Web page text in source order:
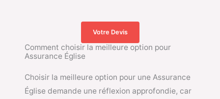
Votre Devis
Comment choisir la meilleure option pour
Assurance Église
Choisir la meilleure option pour une Assurance
Église demande une réflexion approfondie, car